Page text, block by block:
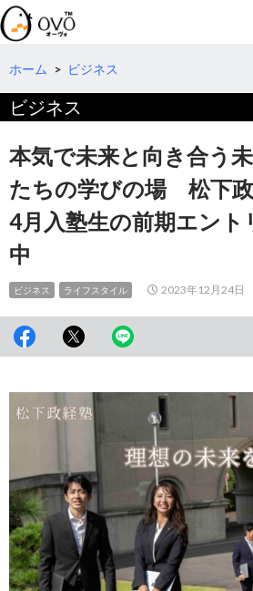
検
索
コ
テ
へ
動
ホーム > ビジネス
ビジネス
本気で未来と向き合う
たちの学びの場 松下
4月入塾生の前期エント
中
ビジネス ライフスタイル 2023年12月24日